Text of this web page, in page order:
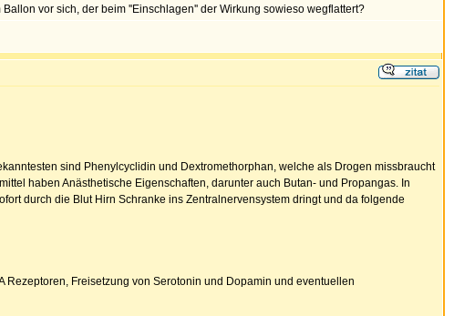
vor sich, der beim ''Einschlagen'' der Wirkung sowieso wegflattert?
sind Phenylcyclidin und Dextromethorphan, welche als Drogen missbraucht
haben Anästhetische Eigenschaften, darunter auch Butan- und Propangas. In
durch die Blut Hirn Schranke ins Zentralnervensystem dringt und da folgende
Freisetzung von Serotonin und Dopamin und eventuellen